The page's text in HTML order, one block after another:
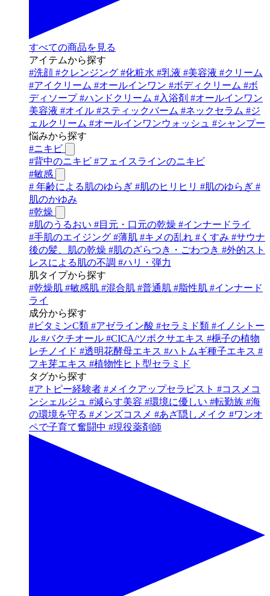
すべての商品を見る
アイテムから探す
#洗顔 #クレンジング #化粧水 #乳液 #美容液 #クリーム
#アイクリーム #オールインワン #ボディクリーム #ボ
ディソープ#ハンドクリーム #入浴剤 #オールインワン
美容液 #オイル #スティックバーム #ネックセラム #ジ
ェルクリーム #オールインワンウォッシュ #シャンプー
悩みから探す
#ニキビ
#背中のニキビ #フェイスラインのニキビ
#敏感
# 年齢による肌のゆらぎ #肌のヒリヒリ #肌のゆらぎ #
肌のかゆみ
#乾燥
#肌のうるおい #目元・口元の乾燥 #インナードライ
#手肌のエイジング #薄肌 #キメの乱れ # くすみ #サウナ
後の髪、肌の乾燥 #肌のざらつき・ごわつき #外的スト
レスによる肌の不調 #ハリ・弾力
肌タイプから探す
#乾燥肌 #敏感肌 #混合肌 #普通肌 #脂性肌 #インナード
ライ
成分から探す
#ビタミンC類 #アゼライン酸 #セラミド類 #イノシトー
ル #バクチオール #CICA/ツボクサエキス #梔子の植物
レチノイド #透明花酵母エキス #ハトムギ種子エキス #
フキ芽エキス #植物性ヒト型セラミド
タグから探す
#アトピー経験者 # メイクアップセラピスト #コスメコ
ンシェルジュ #減らす美容 #環境に優しい #転勤族 #海
の環境を守る # メンズコスメ #あざ隠しメイク #ワンオ
ペで子育て奮闘中 #現役薬剤師